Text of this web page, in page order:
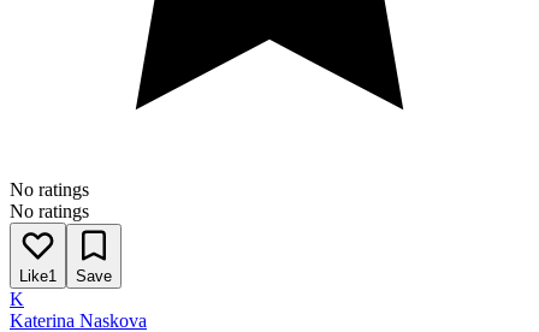
No ratings
No ratings
Like1 Save
K
Katerina Naskova